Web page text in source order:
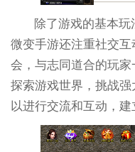
除了游戏的基本
微变手游还注重社交
会，与志同道合的玩
探索游戏世界，挑战
以进行交流和互动，建